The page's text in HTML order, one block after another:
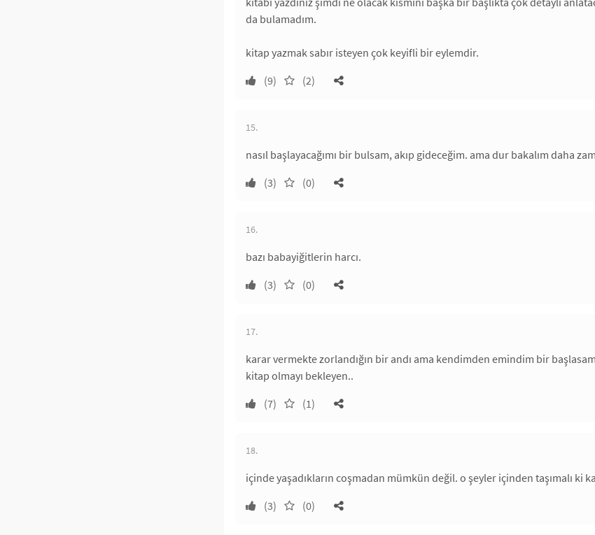
da bulamadım.
kitap yazmak sabır isteyen çok keyifli bir eylemdir.
(9)
(2)
15.
nasıl başlayacağımı bir bulsam, akıp gideceğim. ama dur bakalım daha
(3)
(0)
16.
bazı babayiğitlerin harcı.
(3)
(0)
17.
karar vermekte zorlandığın bir andı ama kendimden emindim bir
kitap olmayı bekleyen..
(7)
(1)
18.
içinde yaşadıkların coşmadan mümkün değil. o şeyler içinden taşımalı ki
(3)
(0)